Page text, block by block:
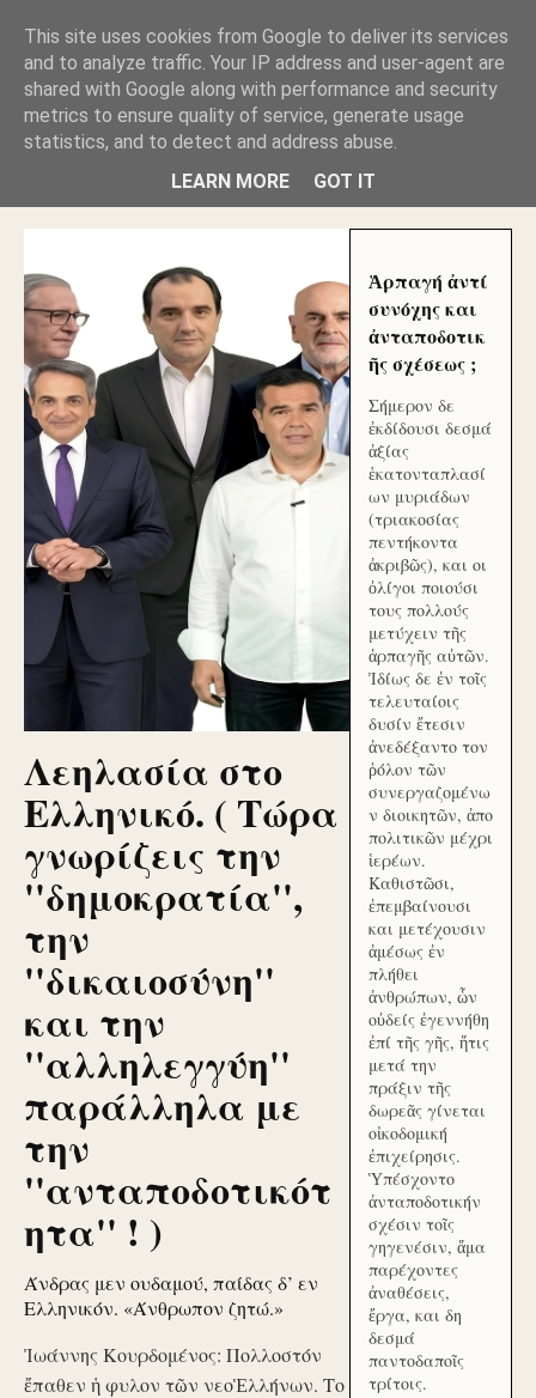
ΑΥΤΟΧΘΟΝΕΣ ΜΟΥ ΕΚΛΕΙΣΑΝ ΤΑ ΣΟΣΙΑΛ ΚΑΙ
ΦΙΜΩΣΑΝ ΤΟ SITE. ΟΙ ΧΙΛΙΑΔΕΣ ΜΙΚΡΟΕΠΕΝΔΥΤΕΣ
ΕΠΕΝΔΥΣΑΤΕ ΓΙΑ ΛΕΗΛΑΣΙΑ ΚΑΙ ΕΓΚΛΗΜΑ ?
ΓΛΥΦΑΔΑ WEB |ΟΙ ΜΕΓΑΛΟΙ ΚΛΕΠΤΑΙ ΑΠΟ ΤΟ
ΜΙΚΡΟΝ ΑΠΑΓΟΥΣΙ
Λεηλασία στο
Ελληνικό. ( Τώρα
γνωρίζεις την
''δημοκρατία'',
την
''δικαιοσύνη''
και την
''αλληλεγγύη''
παράλληλα με
την
''ανταποδοτικότ
ητα'' ! )
Άνδρας μεν ουδαμού, παίδας δ’ εν
Ελληνικόν. «Άνθρωπον ζητώ.»
Ἰωάννης Κουρδομένος: Πολλοστόν
ἔπαθεν ἡ φυλον τῶν νεοἙλλήνων. Το
Ἁρπαγή ἀντί
συνόχης και
ἀνταποδοτικ
ῆς σχέσεως ;
Σήμερον δε
ἐκδίδουσι δεσμά
ἀξίας
ἑκατονταπλασί
ων μυριάδων
(τριακοσίας
πεντήκοντα
ἀκριβῶς), και οι
ὀλίγοι ποιούσι
τους πολλούς
μετύχειν τῆς
ἁρπαγῆς αὐτῶν.
Ἰδίως δε ἐν τοῖς
τελευταίοις
δυσίν ἔτεσιν
ἀνεδέξαντο τον
ῥόλον τῶν
συνεργαζομένω
ν διοικητῶν, ἀπο
πολιτικῶν μέχρι
ἱερέων.
Καθιστῶσι,
ἐπεμβαίνουσι
και μετέχουσιν
ἀμέσως ἐν
πλήθει
ἀνθρώπων, ὧν
οὐδείς ἐγεννήθη
ἐπί τῆς γῆς, ἥτις
μετά την
πράξιν τῆς
δωρεᾶς γίνεται
οἰκοδομική
ἐπιχείρησις.
Ὑπέσχοντο
ἀνταποδοτικήν
σχέσιν τοῖς
γηγενέσιν, ἅμα
παρέχοντες
ἀναθέσεις,
ἔργα, και δη
δεσμά
παντοδαποῖς
τρίτοις.
This site uses cookies from Google to deliver its services
and to analyze traffic. Your IP address and user-agent are
shared with Google along with performance and security
metrics to ensure quality of service, generate usage
statistics, and to detect and address abuse.
LEARN MORE
GOT IT